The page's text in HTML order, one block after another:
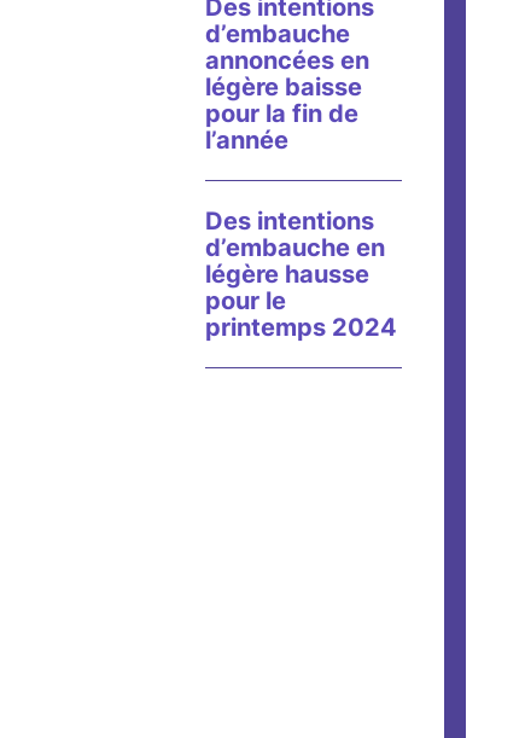
Des intentions
d’embauche
annoncées en
légère baisse
pour la fin de
l’année
Des intentions
d’embauche en
légère hausse
pour le
printemps 2024